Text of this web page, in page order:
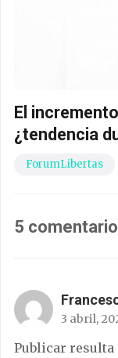
El
¿tendencia
ForumLibertas
5
3 abril,
Publicar resulta